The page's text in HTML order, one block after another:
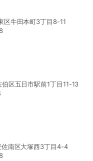
牛田本町3丁目8-11
区五日市駅前1丁目11-13
南区大塚西3丁目4-4